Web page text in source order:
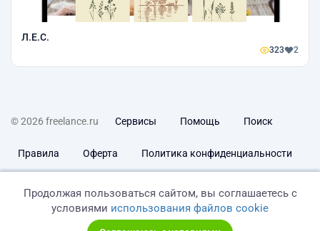
Л.Е.С.
323 2
© 2026 freelance.ru Сервисы Помощь Поиск
Правила Оферта Политика конфиденциальности
Продолжая пользоваться сайтом, вы соглашаетесь с
условиями использования файлов cookie